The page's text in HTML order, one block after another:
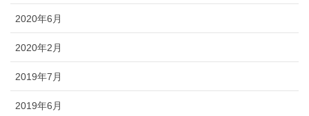
2020年6月
2020年2月
2019年7月
2019年6月